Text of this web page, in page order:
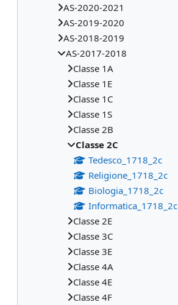
AS-2020-2021
AS-2019-2020
AS-2018-2019
AS-2017-2018
Classe 1A
Classe 1E
Classe 1C
Classe 1S
Classe 2B
Classe 2C
Tedesco_1718_2c
Religione_1718_2c
Biologia_1718_2c
Informatica_1718_2c
Classe 2E
Classe 3C
Classe 3E
Classe 4A
Classe 4E
Classe 4F